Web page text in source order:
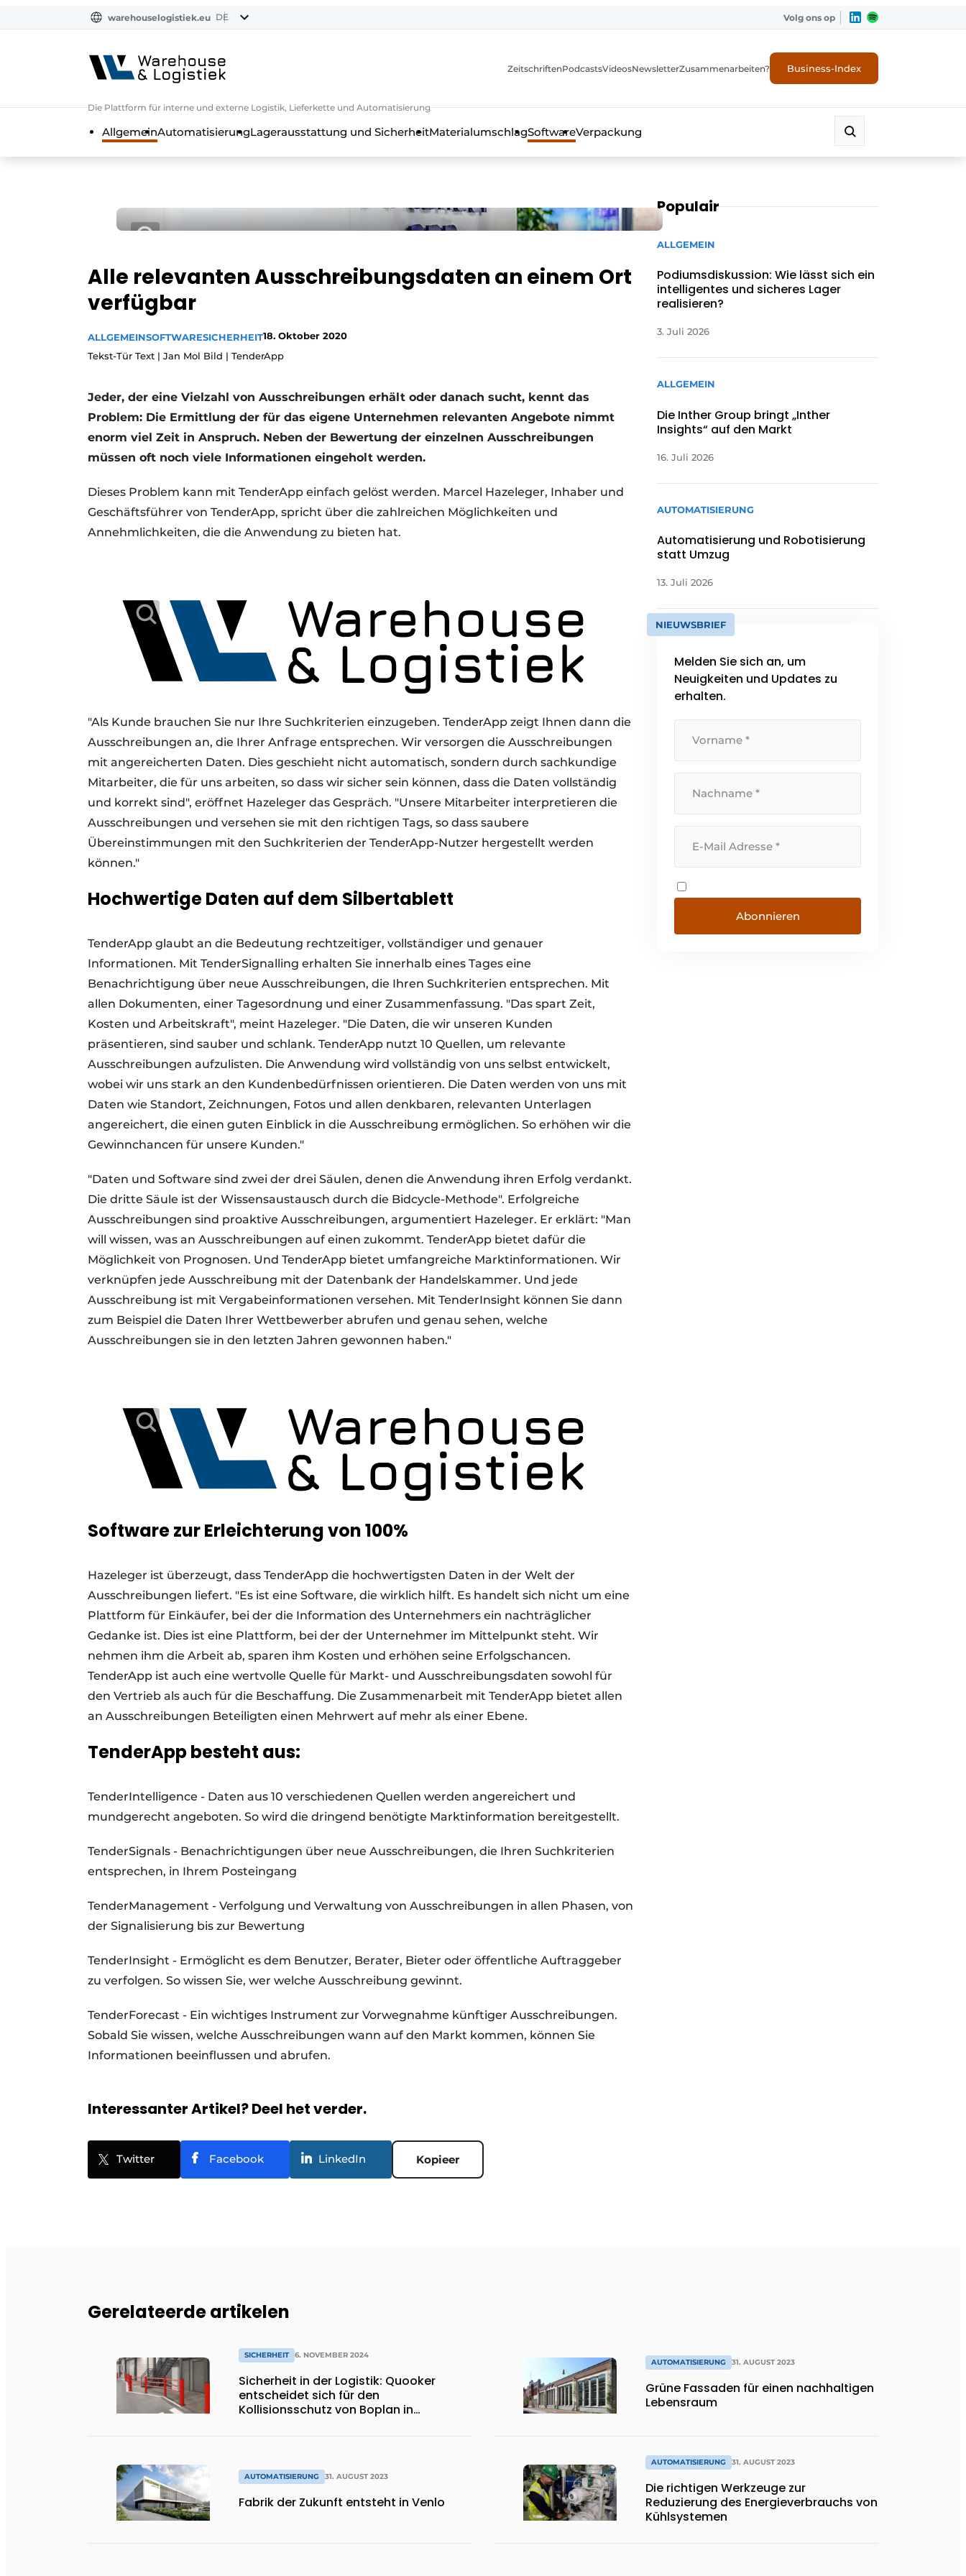
warehouselogistiek.eu DE Volg ons op
Die Plattform für interne und externe Logistik, Lieferkette und Automatisierung
ZeitschriftenPodcastsVideosNewsletterZusammenarbeiten? Business-Index
AllgemeinAutomatisierungLagerausstattung und SicherheitMaterialumschlagSoftwareVerpackung
Alle relevanten Ausschreibungsdaten an einem Ort
verfügbar
ALLGEMEINSOFTWARESICHERHEIT18. Oktober 2020
Tekst-Tür Text | Jan Mol Bild | TenderApp
Jeder, der eine Vielzahl von Ausschreibungen erhält oder danach sucht, kennt das
Problem: Die Ermittlung der für das eigene Unternehmen relevanten Angebote nimmt
enorm viel Zeit in Anspruch. Neben der Bewertung der einzelnen Ausschreibungen
müssen oft noch viele Informationen eingeholt werden.
Dieses Problem kann mit TenderApp einfach gelöst werden. Marcel Hazeleger, Inhaber und
Geschäftsführer von TenderApp, spricht über die zahlreichen Möglichkeiten und
Annehmlichkeiten, die die Anwendung zu bieten hat.
"Als Kunde brauchen Sie nur Ihre Suchkriterien einzugeben. TenderApp zeigt Ihnen dann die
Ausschreibungen an, die Ihrer Anfrage entsprechen. Wir versorgen die Ausschreibungen
mit angereicherten Daten. Dies geschieht nicht automatisch, sondern durch sachkundige
Mitarbeiter, die für uns arbeiten, so dass wir sicher sein können, dass die Daten vollständig
und korrekt sind", eröffnet Hazeleger das Gespräch. "Unsere Mitarbeiter interpretieren die
Ausschreibungen und versehen sie mit den richtigen Tags, so dass saubere
Übereinstimmungen mit den Suchkriterien der TenderApp-Nutzer hergestellt werden
können."
Hochwertige Daten auf dem Silbertablett
TenderApp glaubt an die Bedeutung rechtzeitiger, vollständiger und genauer
Informationen. Mit TenderSignalling erhalten Sie innerhalb eines Tages eine
Benachrichtigung über neue Ausschreibungen, die Ihren Suchkriterien entsprechen. Mit
allen Dokumenten, einer Tagesordnung und einer Zusammenfassung. "Das spart Zeit,
Kosten und Arbeitskraft", meint Hazeleger. "Die Daten, die wir unseren Kunden
präsentieren, sind sauber und schlank. TenderApp nutzt 10 Quellen, um relevante
Ausschreibungen aufzulisten. Die Anwendung wird vollständig von uns selbst entwickelt,
wobei wir uns stark an den Kundenbedürfnissen orientieren. Die Daten werden von uns mit
Daten wie Standort, Zeichnungen, Fotos und allen denkbaren, relevanten Unterlagen
angereichert, die einen guten Einblick in die Ausschreibung ermöglichen. So erhöhen wir die
Gewinnchancen für unsere Kunden."
"Daten und Software sind zwei der drei Säulen, denen die Anwendung ihren Erfolg verdankt.
Die dritte Säule ist der Wissensaustausch durch die Bidcycle-Methode". Erfolgreiche
Ausschreibungen sind proaktive Ausschreibungen, argumentiert Hazeleger. Er erklärt: "Man
will wissen, was an Ausschreibungen auf einen zukommt. TenderApp bietet dafür die
Möglichkeit von Prognosen. Und TenderApp bietet umfangreiche Marktinformationen. Wir
verknüpfen jede Ausschreibung mit der Datenbank der Handelskammer. Und jede
Ausschreibung ist mit Vergabeinformationen versehen. Mit TenderInsight können Sie dann
zum Beispiel die Daten Ihrer Wettbewerber abrufen und genau sehen, welche
Ausschreibungen sie in den letzten Jahren gewonnen haben."
Software zur Erleichterung von 100%
Hazeleger ist überzeugt, dass TenderApp die hochwertigsten Daten in der Welt der
Ausschreibungen liefert. "Es ist eine Software, die wirklich hilft. Es handelt sich nicht um eine
Plattform für Einkäufer, bei der die Information des Unternehmers ein nachträglicher
Gedanke ist. Dies ist eine Plattform, bei der der Unternehmer im Mittelpunkt steht. Wir
nehmen ihm die Arbeit ab, sparen ihm Kosten und erhöhen seine Erfolgschancen.
TenderApp ist auch eine wertvolle Quelle für Markt- und Ausschreibungsdaten sowohl für
den Vertrieb als auch für die Beschaffung. Die Zusammenarbeit mit TenderApp bietet allen
an Ausschreibungen Beteiligten einen Mehrwert auf mehr als einer Ebene.
TenderApp besteht aus:
TenderIntelligence - Daten aus 10 verschiedenen Quellen werden angereichert und
mundgerecht angeboten. So wird die dringend benötigte Marktinformation bereitgestellt.
TenderSignals - Benachrichtigungen über neue Ausschreibungen, die Ihren Suchkriterien
entsprechen, in Ihrem Posteingang
TenderManagement - Verfolgung und Verwaltung von Ausschreibungen in allen Phasen, von
der Signalisierung bis zur Bewertung
TenderInsight - Ermöglicht es dem Benutzer, Berater, Bieter oder öffentliche Auftraggeber
zu verfolgen. So wissen Sie, wer welche Ausschreibung gewinnt.
TenderForecast - Ein wichtiges Instrument zur Vorwegnahme künftiger Ausschreibungen.
Sobald Sie wissen, welche Ausschreibungen wann auf den Markt kommen, können Sie
Informationen beeinflussen und abrufen.
Interessanter Artikel? Deel het verder.
Twitter Facebook LinkedIn Kopieer
Populair
ALLGEMEIN
Podiumsdiskussion: Wie lässt sich ein
intelligentes und sicheres Lager
realisieren?
3. Juli 2026
ALLGEMEIN
Die Inther Group bringt „Inther
Insights“ auf den Markt
16. Juli 2026
AUTOMATISIERUNG
Automatisierung und Robotisierung
statt Umzug
13. Juli 2026
NIEUWSBRIEF
Melden Sie sich an, um
Neuigkeiten und Updates zu
erhalten.
Abonnieren
Gerelateerde artikelen
SICHERHEIT 6. NOVEMBER 2024
Sicherheit in der Logistik: Quooker
entscheidet sich für den
Kollisionsschutz von Boplan in
AUTOMATISIERUNG 31. AUGUST 2023
Fabrik der Zukunft entsteht in Venlo
AUTOMATISIERUNG 31. AUGUST 2023
Grüne Fassaden für einen nachhaltigen
Lebensraum
AUTOMATISIERUNG 31. AUGUST 2023
Die richtigen Werkzeuge zur
Reduzierung des Energieverbrauchs von
Kühlsystemen